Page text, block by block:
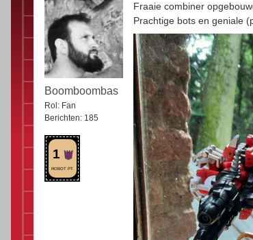
Boomboombas
Rol: Fan
Berichten: 185
1
ROBOT PT.
Fraaie combiner
Prachtige bots en geniale